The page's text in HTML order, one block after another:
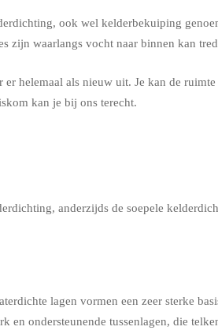
ook wel kelderbekuiping
zijn waarlangs vocht naar binnen kan
helemaal als nieuw uit. Je kan de ruimte
kan je bij ons terecht.
anderzijds de soepele
lagen vormen een zeer sterke
ondersteunende tussenlagen, die